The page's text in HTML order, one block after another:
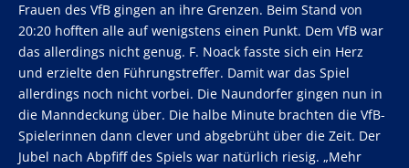
Frauen des VfB gingen an ihre Grenzen. Beim Stand von
20:20 hofften alle auf wenigstens einen Punkt. Dem VfB war
das allerdings nicht genug. F. Noack fasste sich ein Herz
und erzielte den Führungstreffer. Damit war das Spiel
allerdings noch nicht vorbei. Die Naundorfer gingen nun in
die Manndeckung über. Die halbe Minute brachten die VfB-
Spielerinnen dann clever und abgebrüht über die Zeit. Der
Jubel nach Abpfiff des Spiels war natürlich riesig. „Mehr